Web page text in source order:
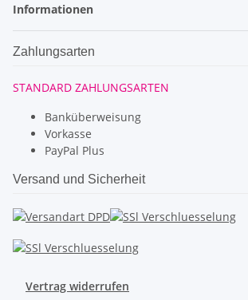
Informationen
Zahlungsarten
STANDARD ZAHLUNGSARTEN
Banküberweisung
Vorkasse
PayPal Plus
Versand und Sicherheit
Vertrag widerrufen